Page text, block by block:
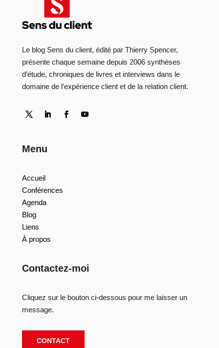
Le blog Sens du client, édité par Thierry Spencer,
présente chaque semaine depuis 2006 synthèses
d’étude, chroniques de livres et interviews dans le
domaine de l’expérience client et de la relation client.
Menu
Accueil
Conférences
Agenda
Blog
Liens
À propos
Contactez-moi
Cliquez sur le bouton ci-dessous pour me laisser un
message.
CONTACT